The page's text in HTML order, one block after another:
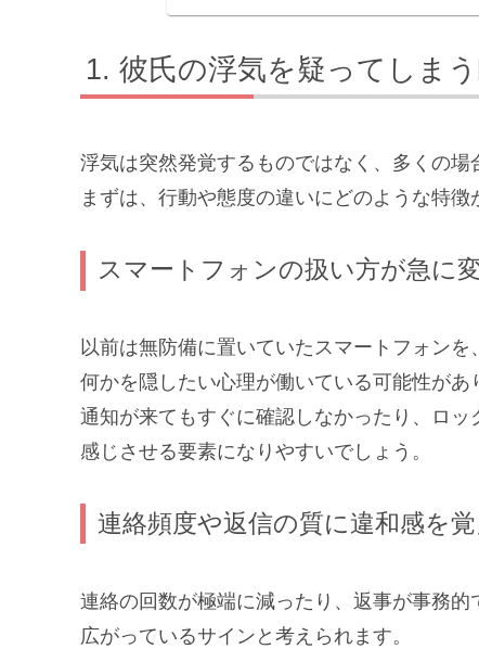
彼氏の浮気を疑ってしま
浮気は突然発覚するものではなく、多くの場
まずは、行動や態度の違いにどのような特徴
スマートフォンの扱い方が急に
以前は無防備に置いていたスマートフォン
何かを隠したい心理が働いている可能性があ
通知が来てもすぐに確認しなかったり、ロ
感じさせる要素になりやすいでしょう。
連絡頻度や返信の質に違和感を
連絡の回数が極端に減ったり、返事が事務
広がっているサインと考えられます。